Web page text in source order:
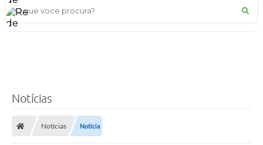
O que voce procura?
Notícias
Notícias Notícia